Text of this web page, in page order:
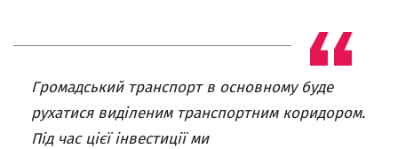
Громадський транспорт в основному буде
рухатися виділеним транспортним коридором.
Під час цієї інвестиції ми